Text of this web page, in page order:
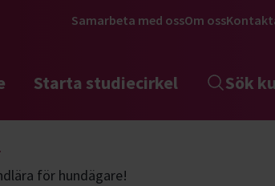
Samarbeta med ossOm oss
Starta studiecirkel Sök
för hundägare!